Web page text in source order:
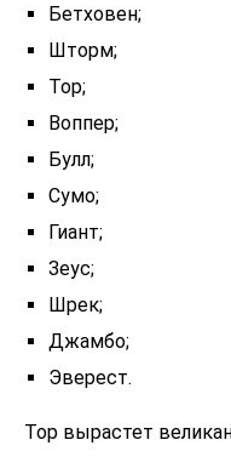
Бетховен;
Шторм;
Тор;
Воппер;
Булл;
Сумо;
Гиант;
Зеус;
Шрек;
Джамбо;
Эверест.
Тор вырастет